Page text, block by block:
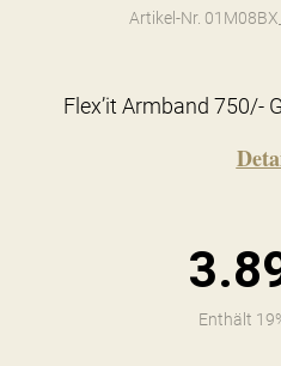
Artikel-Nr.
Flex’it Armband 750/-
Enthält